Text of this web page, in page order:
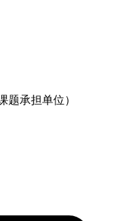
题承担单位）